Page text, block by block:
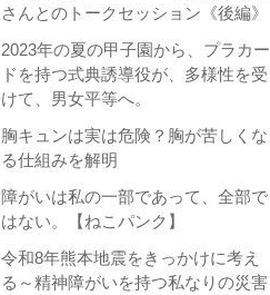
さんとのトークセッション《後編》
2023年の夏の甲子園から、プラカー
ドを持つ式典誘導役が、多様性を受
けて、男女平等へ。
胸キュンは実は危険？胸が苦しくな
る仕組みを解明
障がいは私の一部であって、全部で
はない。【ねこパンク】
令和8年熊本地震をきっかけに考え
る～精神障がいを持つ私なりの災害